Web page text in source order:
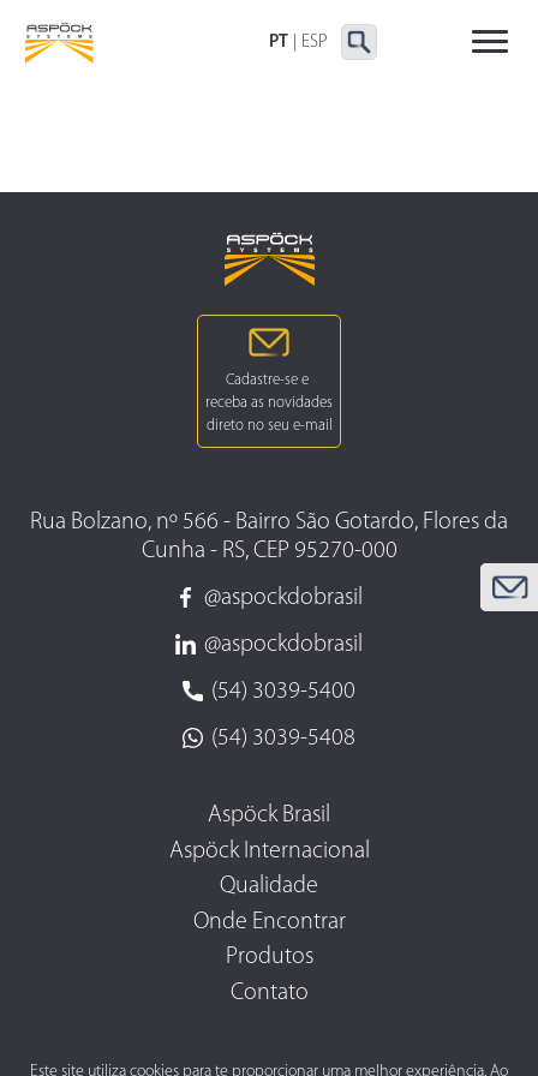
PT ESP
DELIMITADORAS E
LATERAIS
Este site utiliza cookies para te proporcionar uma melhor experiência. Ao
Rua Bolzano, nº 566 - Bairro São Gotardo, Flores da
Cunha - RS, CEP 95270-000
@aspockdobrasil
@aspockdobrasil
(54) 3039-5400
(54) 3039-5408
Aspöck Brasil
Aspöck Internacional
Qualidade
Onde Encontrar
Produtos
Contato